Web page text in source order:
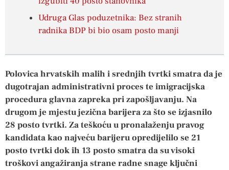
Udruga Glas poduzetnika: Bez stranih
radnika BDP bi bio osam posto manji
Polovica hrvatskih malih i srednjih tvrtki smatra da je
dugotrajan administrativni proces te imigracijska
procedura glavna zapreka pri zapošljavanju. Na
drugom je mjestu jezična barijera za što se izjasnilo
28 posto tvrtki. Za teškoću u pronalaženju pravog
kandidata kao najveću barijeru opredijelilo se 21
posto tvrtki dok ih 13 posto smatra da su visoki
troškovi angažiranja strane radne snage ključni